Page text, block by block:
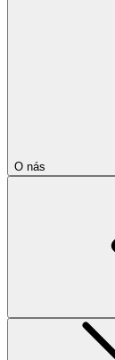
O nás